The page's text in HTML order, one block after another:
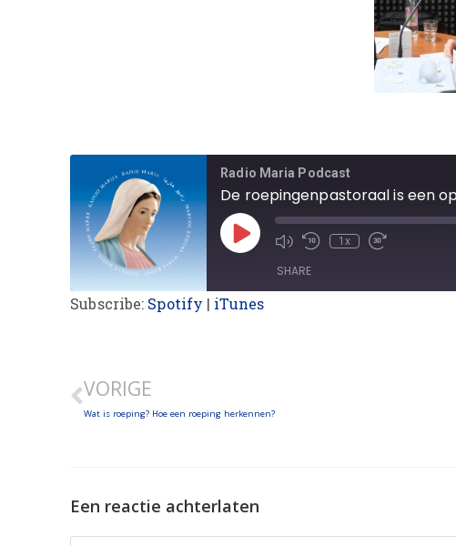
Radio Maria Podcast
1x
SHARE
Subscribe: Spotify | iTunes
VORIGE
Wat is roeping? Hoe een roeping herkennen?
Een reactie achterlaten